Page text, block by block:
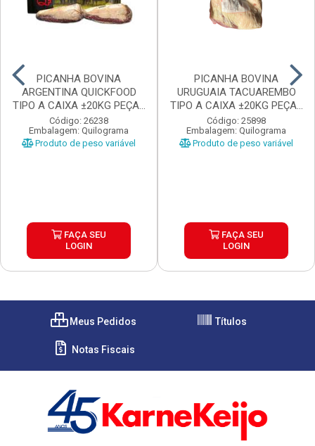
PICANHA BOVINA
ARGENTINA QUICKFOOD
TIPO A CAIXA ±20KG PEÇAS
...
Código: 26238
Embalagem: Quilograma
Produto de peso variável
FAÇA SEU
LOGIN
PICANHA BOVINA
URUGUAIA TACUAREMBO
TIPO A CAIXA ±20KG PEÇAS
...
Código: 25898
Embalagem: Quilograma
Produto de peso variável
FAÇA SEU
LOGIN
Meus Pedidos Títulos
Notas Fiscais